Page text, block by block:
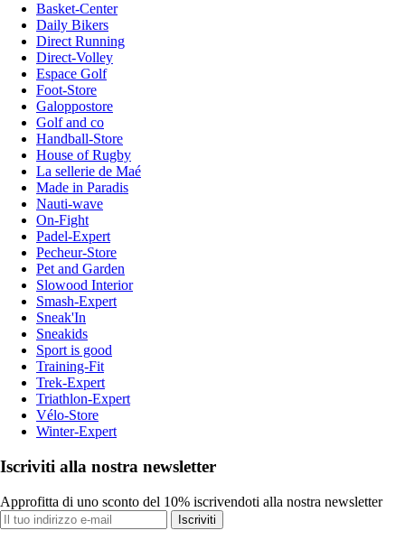
Basket-Center
Daily Bikers
Direct Running
Direct-Volley
Espace Golf
Foot-Store
Galoppostore
Golf and co
Handball-Store
House of Rugby
La sellerie de Maé
Made in Paradis
Nauti-wave
On-Fight
Padel-Expert
Pecheur-Store
Pet and Garden
Slowood Interior
Smash-Expert
Sneak'In
Sneakids
Sport is good
Training-Fit
Trek-Expert
Triathlon-Expert
Vélo-Store
Winter-Expert
Iscriviti alla nostra newsletter
Approfitta di uno sconto del 10% iscrivendoti alla nostra newsletter
Iscriviti